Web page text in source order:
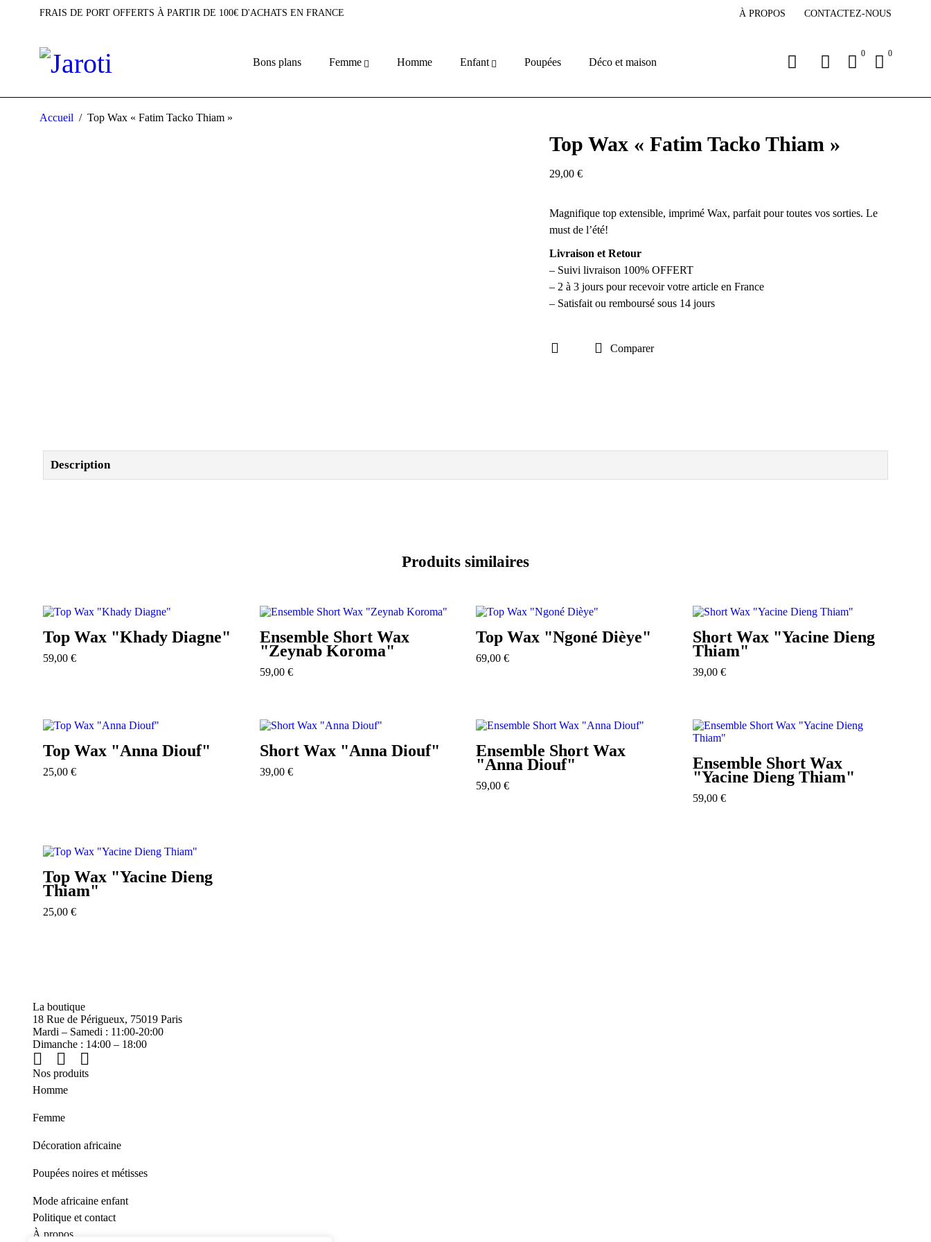
FRAIS DE PORT OFFERTS À PARTIR DE 100€ D'ACHATS EN FRANCE À PROPOS CONTACTEZ-NOUS
Bons plans Femme Homme Enfant Poupées Déco et maison
0 0
Accueil / Top Wax « Fatim Tacko Thiam »
Top Wax « Fatim Tacko Thiam »
29,00 €
Magnifique top extensible, imprimé Wax, parfait pour toutes vos sorties. Le
must de l’été!
Livraison et Retour
– Suivi livraison 100% OFFERT
– 2 à 3 jours pour recevoir votre article en France
– Satisfait ou remboursé sous 14 jours
Comparer
Description
Produits similaires
Top Wax "Khady Diagne"
59,00 €
Ensemble Short Wax
"Zeynab Koroma"
59,00 €
Top Wax "Ngoné Dièye"
69,00 €
Short Wax "Yacine Dieng
Thiam"
39,00 €
Top Wax "Anna Diouf"
25,00 €
Short Wax "Anna Diouf"
39,00 €
Ensemble Short Wax
"Anna Diouf"
59,00 €
Ensemble Short Wax
"Yacine Dieng Thiam"
59,00 €
Top Wax "Yacine Dieng
Thiam"
25,00 €
La boutique
18 Rue de Périgueux, 75019 Paris
Mardi – Samedi : 11:00-20:00
Dimanche : 14:00 – 18:00
Nos produits
Homme
Femme
Décoration africaine
Poupées noires et métisses
Mode africaine enfant
Politique et contact
À propos